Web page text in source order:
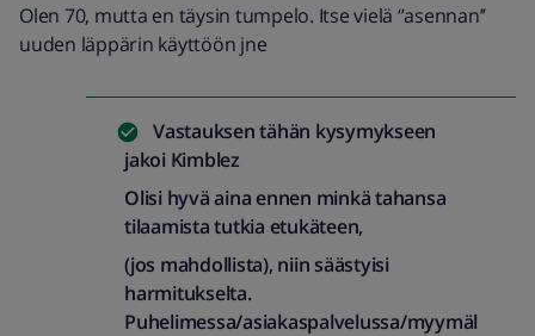
Olen 70, mutta en täysin tumpelo. Itse vielä ‘’asennan’’
uuden läppärin käyttöön jne
Vastauksen tähän kysymykseen
jakoi Kimblez
Olisi hyvä aina ennen minkä tahansa
tilaamista tutkia etukäteen,
(jos mahdollista), niin säästyisi
harmitukselta.
Puhelimessa/asiakaspalvelussa/myymäl